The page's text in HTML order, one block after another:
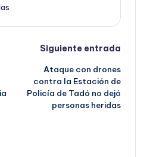
Siguiente entrada
Ataque con drones
contra la Estación de
Policía de Tadó no dejó
personas heridas